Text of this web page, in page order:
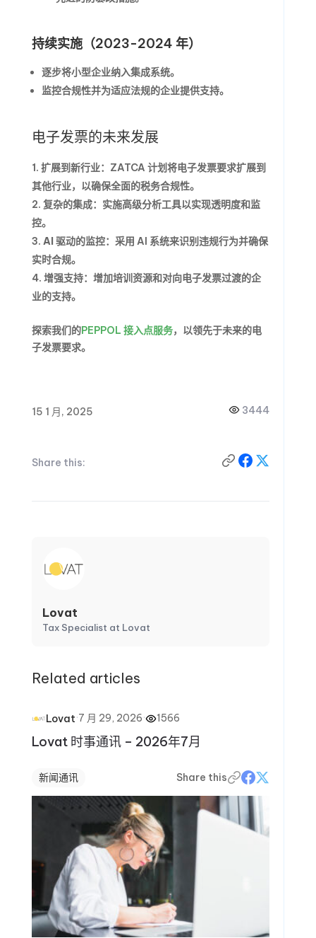
持续实施（2023-2024 年）
逐步将小型企业纳入集成系统。
监控合规性并为适应法规的企业提供支持。
电子发票的未来发展
扩展到新行业：ZATCA 计划将电子发票要求扩展到
其他行业，以确保全面的税务合规性。
复杂的集成：实施高级分析工具以实现透明度和监
控。
AI 驱动的监控：采用 AI 系统来识别违规行为并确保
实时合规。
增强支持：增加培训资源和对向电子发票过渡的企
业的支持。
探索我们的PEPPOL 接入点服务，以领先于未来的电
子发票要求。
15 1 月, 2025 3444
Share this:
Lovat
Tax Specialist at Lovat
Related articles
Lovat·7 月 29, 2026· 1566
Lovat 时事通讯 – 2026年7月
新闻通讯 Share this